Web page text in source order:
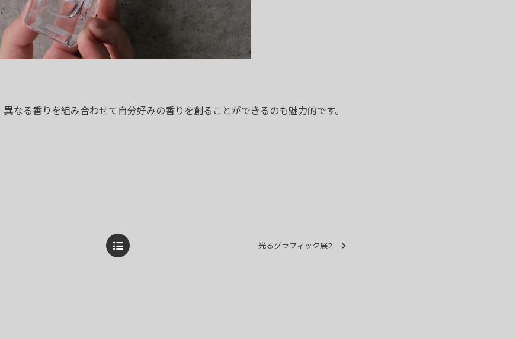
なる香りを組み合わせて自分好みの香りを創ることができるのも魅力的です。
光るグラフィック展2